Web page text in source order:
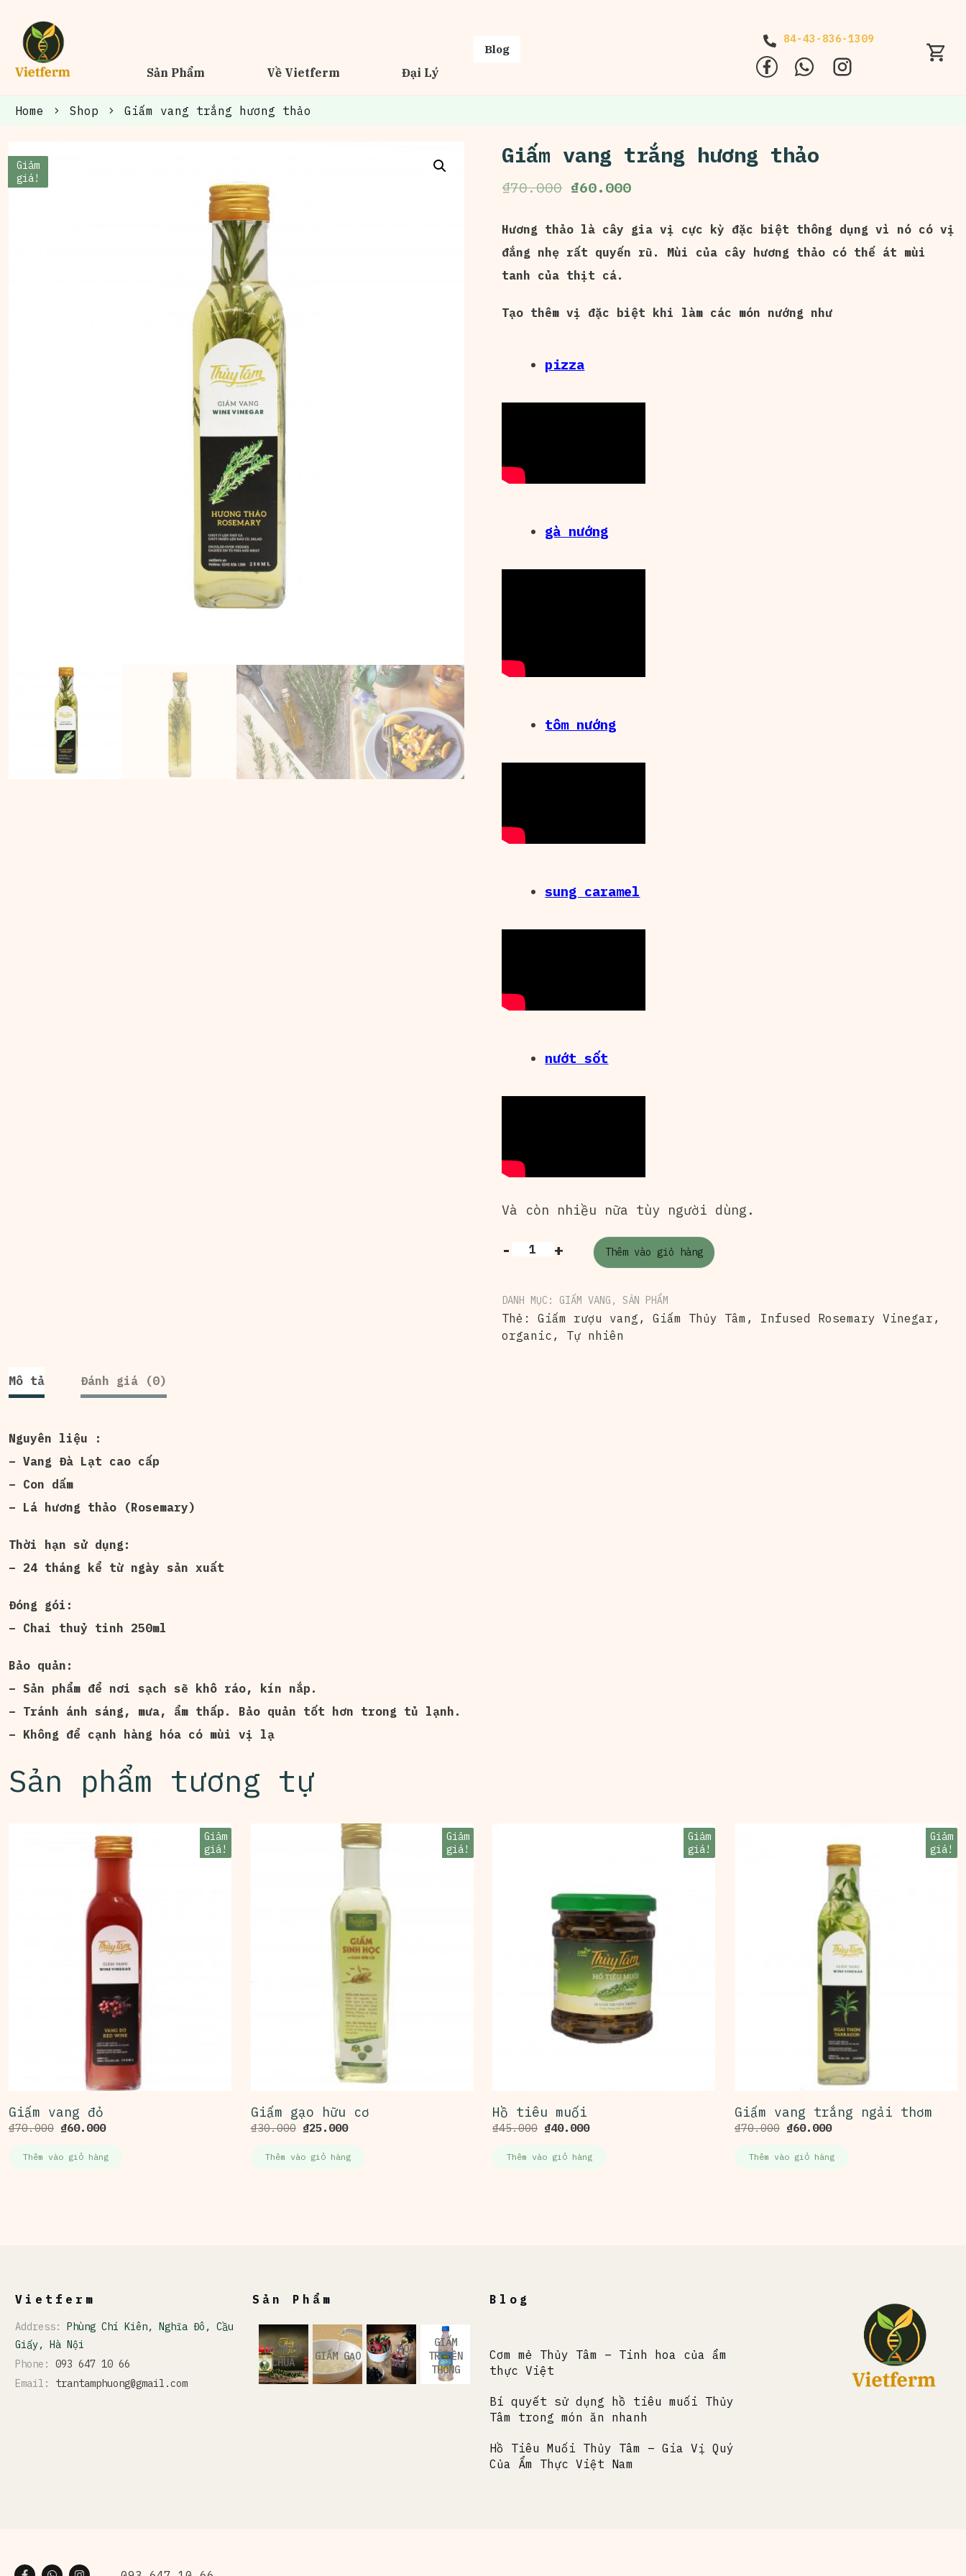
Sản Phẩm Về Vietferm Đại Lý
Blog
84-43-836-1309
Home Shop Giấm vang trắng hương thảo
Giảm
giá!
Giấm vang trắng hương thảo
₫70.000 ₫60.000
Hương thảo là cây gia vị cực kỳ đặc biệt thông dụng vì nó có vị
đắng nhẹ rất quyến rũ. Mùi của cây hương thảo có thế át mùi
tanh của thịt cá.
Tạo thêm vị đặc biệt khi làm các món nướng như
pizza
gà nướng
tôm nướng
sung caramel
nướt sốt
Và còn nhiều nữa tùy người dùng.
- + Thêm vào giỏ hàng
DANH MỤC: GIẤM VANG ,SẢN PHẨM
Thẻ:Giấm rượu vang ,Giấm Thủy Tâm , Infused Rosemary Vinegar ,
organic , Tự nhiên
Mô tả Đánh giá (0)
Nguyên liệu :
– Vang Đà Lạt cao cấp
– Con dấm
– Lá hương thảo (Rosemary)
Thời hạn sử dụng:
– 24 tháng kể từ ngày sản xuất
Đóng gói:
– Chai thuỷ tinh 250ml
Bảo quản:
– Sản phẩm để nơi sạch sẽ khô ráo, kín nắp.
– Tránh ánh sáng, mưa, ẩm thấp. Bảo quản tốt hơn trong tủ lạnh.
– Không để cạnh hàng hóa có mùi vị lạ
Sản phẩm tương tự
Giảm
giá!
Giấm vang đỏ
₫70.000 ₫60.000
Thêm vào giỏ hàng
Giảm
giá!
Giấm gạo hữu cơ
₫30.000 ₫25.000
Thêm vào giỏ hàng
Giảm
giá!
Hồ tiêu muối
₫45.000 ₫40.000
Thêm vào giỏ hàng
Giảm
giá!
Giấm vang trắng ngải thơm
₫70.000 ₫60.000
Thêm vào giỏ hàng
Vietferm
Address: Phùng Chí Kiên, Nghĩa Đô, Cầu
Giấy, Hà Nội
Phone: 093 647 10 66
Email: trantamphuong@gmail.com
Sản Phẩm
ĐỒ MUỐI
CHUA
GIẤM GẠO
GIẤM HOA
QUẢ
GIẤM
TRUYỀN
THỐNG
Blog
Cơm mẻ Thủy Tâm – Tinh hoa của ẩm
thực Việt
Bí quyết sử dụng hồ tiêu muối Thủy
Tâm trong món ăn nhanh
Hồ Tiêu Muối Thủy Tâm – Gia Vị Quý
Của Ẩm Thực Việt Nam